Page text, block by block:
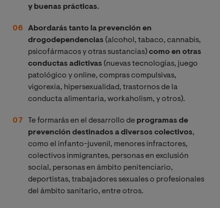
y buenas prácticas.
Abordarás tanto la prevención en
drogodependencias (alcohol, tabaco, cannabis,
psicofármacos y otras sustancias)como en otras
conductas adictivas (nuevas tecnologías, juego
patológico y online, compras compulsivas,
vigorexia, hipersexualidad, trastornos de la
conducta alimentaria, workaholism, y otros).
Te formarás en el desarrollo de programas de
prevención destinados a diversos colectivos,
como el infanto-juvenil, menores infractores,
colectivos inmigrantes, personas en exclusión
social, personas en ámbito penitenciario,
deportistas, trabajadores sexuales o profesionales
del ámbito sanitario, entre otros.